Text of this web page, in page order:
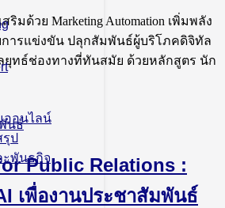
ออนไลน์
ป
พันธกิจ
ริมด้วย Marketing Automation เพิ่มพลัง
การแข่งขัน ปลุกสัมพันธ์ผู้บริโภคดิจิทัล
ยุทธ์ช่องทางที่ทันสมัย ด้วยหลักสูตร นัก
Public Relations :
เพื่องานประชาสัมพันธ์